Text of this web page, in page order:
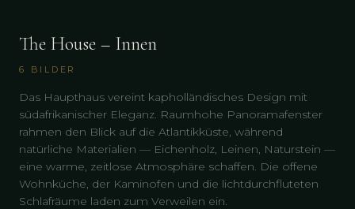
The House – Innen
6 BILDER
Das Haupthaus vereint kapholländisches Design mit
südafrikanischer Eleganz. Raumhohe Panoramafenster
rahmen den Blick auf die Atlantikküste, während
natürliche Materialien — Eichenholz, Leinen, Naturstein —
eine warme, zeitlose Atmosphäre schaffen. Die offene
Wohnküche, der Kaminofen und die lichtdurchfluteten
Schlafräume laden zum Verweilen ein.